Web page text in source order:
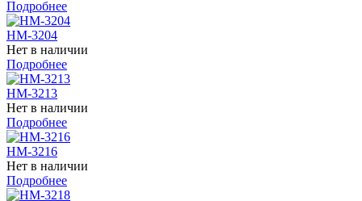
Подробнее
HM-3204
Нет в наличии
Подробнее
HM-3213
Нет в наличии
Подробнее
HM-3216
Нет в наличии
Подробнее